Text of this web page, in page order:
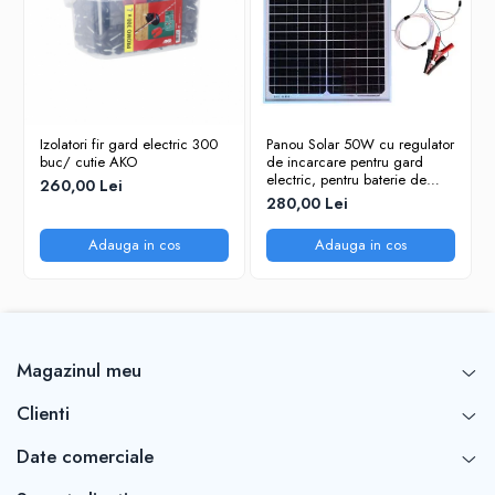
Lungime maxima
20km
imprejmuire iarba medie
Lungime maxima
imprejmuire iarba mare
4km
Grad protectie
Varf voltaj
Frecventa impulsurilor de
Izolatori fir gard electric 300
buc/ cutie AKO
260,00 Lei
Adauga in cos
Panou Solar 50W cu regulator
de incarcare pentru gard
electric, pentru baterie de
12V, Xelon
280,00 Lei
Adauga in cos
Magazinul meu
Clienti
Date comerciale